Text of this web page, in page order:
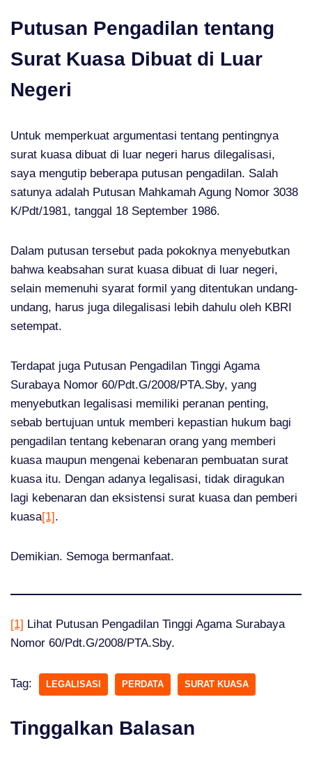
Putusan Pengadilan tentang
Surat Kuasa Dibuat di Luar
Negeri
Untuk memperkuat argumentasi tentang pentingnya
surat kuasa dibuat di luar negeri harus dilegalisasi,
saya mengutip beberapa putusan pengadilan. Salah
satunya adalah Putusan Mahkamah Agung Nomor 3038
K/Pdt/1981, tanggal 18 September 1986.
Dalam putusan tersebut pada pokoknya menyebutkan
bahwa keabsahan surat kuasa dibuat di luar negeri,
selain memenuhi syarat formil yang ditentukan undang-
undang, harus juga dilegalisasi lebih dahulu oleh KBRI
setempat.
Terdapat juga Putusan Pengadilan Tinggi Agama
Surabaya Nomor 60/Pdt.G/2008/PTA.Sby, yang
menyebutkan legalisasi memiliki peranan penting,
sebab bertujuan untuk memberi kepastian hukum bagi
pengadilan tentang kebenaran orang yang memberi
kuasa maupun mengenai kebenaran pembuatan surat
kuasa itu. Dengan adanya legalisasi, tidak diragukan
lagi kebenaran dan eksistensi surat kuasa dan pemberi
kuasa[1].
Demikian. Semoga bermanfaat.
[1] Lihat Putusan Pengadilan Tinggi Agama Surabaya
Nomor 60/Pdt.G/2008/PTA.Sby.
Tag: LEGALISASI PERDATA SURAT KUASA
Tinggalkan Balasan